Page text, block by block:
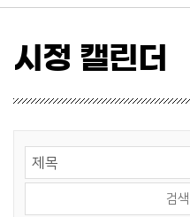
시정 캘린더